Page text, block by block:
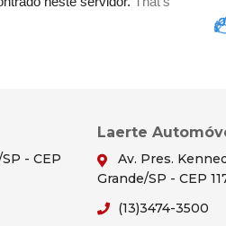
- CEP
Laerte
Av. Pres.
Grande/SP - CEP
(13)3474-3500